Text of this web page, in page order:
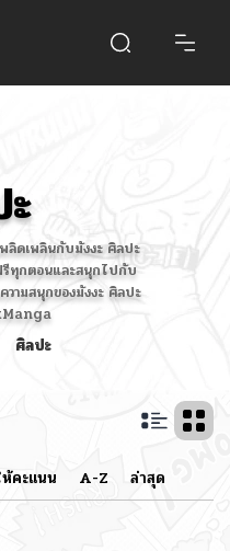
ดเพลินกับมังงะ ศิลปะ
ทุกตอนและสนุกไปกับ
ามสนุกของมังงะ ศิลปะ
ศิลปะ
คะแนน A-Z ล่าสุด